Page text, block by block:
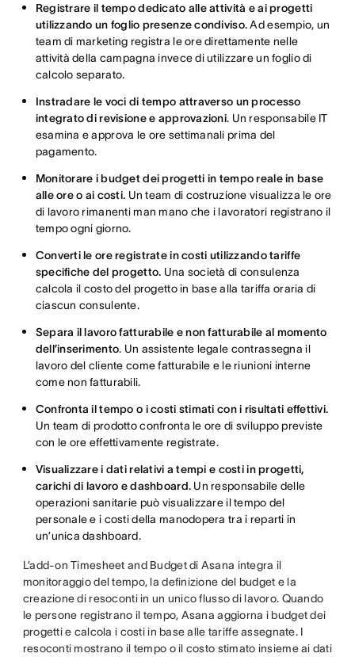
Registrare il tempo dedicato alle attività e ai progetti
utilizzando un foglio presenze condiviso.Ad esempio, un
team di marketing registra le ore direttamente nelle
attività della campagna invece di utilizzare un foglio di
calcolo separato.
Instradare le voci di tempo attraverso un processo
integrato di revisione e approvazioni. Un responsabile IT
esamina e approva le ore settimanali prima del
pagamento.
Monitorare i budget dei progetti in tempo reale in base
alle ore o ai costi. Un team di costruzione visualizza le ore
di lavoro rimanenti man mano che i lavoratori registrano il
tempo ogni giorno.
Converti le ore registrate in costi utilizzando tariffe
specifiche del progetto. Una società di consulenza
calcola il costo del progetto in base alla tariffa oraria di
ciascun consulente.
Separa il lavoro fatturabile e non fatturabile al momento
dell’inserimento. Un assistente legale contrassegna il
lavoro del cliente come fatturabile e le riunioni interne
come non fatturabili.
Confronta il tempo o i costi stimati con i risultati effettivi.
Un team di prodotto confronta le ore di sviluppo previste
con le ore effettivamente registrate.
Visualizzare i dati relativi a tempi e costi in progetti,
carichi di lavoro e dashboard. Un responsabile delle
operazioni sanitarie può visualizzare il tempo del
personale e i costi della manodopera tra i reparti in
un’unica dashboard.
L’add-on Timesheet and Budget di Asana integra il
monitoraggio del tempo, la definizione del budget e la
creazione di resoconti in un unico flusso di lavoro. Quando
le persone registrano il tempo, Asana aggiorna i budget dei
progetti e calcola i costi in base alle tariffe assegnate. I
resoconti mostrano il tempo o il costo stimato insieme ai dati